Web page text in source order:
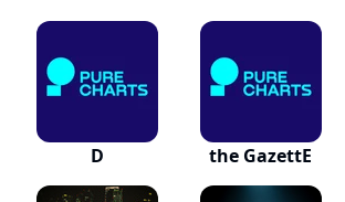
D the GazettE